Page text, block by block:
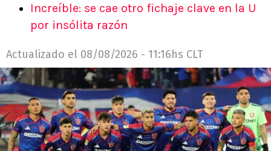
Increíble: se cae otro fichaje clave en la U
por insólita razón
Actualizado el 08/08/2026 - 11:16hs CLT